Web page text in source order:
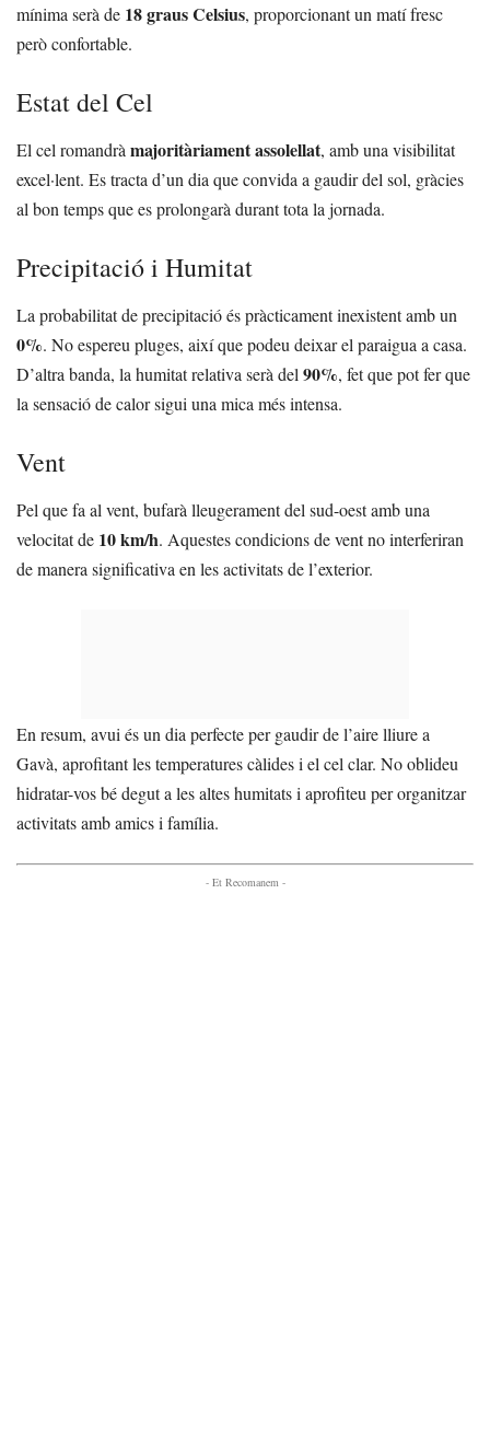
mínima serà de 18 graus Celsius, proporcionant un matí fresc
però confortable.
Estat del Cel
El cel romandràmajoritàriament assolellat, amb una visibilitat
excel·lent. Es tracta d’un dia que convida a gaudir del sol, gràcies
al bon temps que es prolongarà durant tota la jornada.
Precipitació i Humitat
La probabilitat de precipitació és pràcticament inexistent amb un
0%. No espereu pluges, així que podeu deixar el paraigua a casa.
D’altra banda, la humitat relativa serà del90%, fet que pot fer que
la sensació de calor sigui una mica més intensa.
Vent
Pel que fa al vent, bufarà lleugerament del sud-oest amb una
velocitat de 10 km/h. Aquestes condicions de vent no interferiran
de manera significativa en les activitats de l’exterior.
En resum, avui és un dia perfecte per gaudir de l’aire lliure a
Gavà, aprofitant les temperatures càlides i el cel clar. No oblideu
hidratar-vos bé degut a les altes humitats i aprofiteu per organitzar
activitats amb amics i família.
- Et Recomanem -